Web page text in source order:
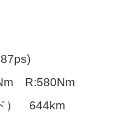
R:580Nm
） 644km